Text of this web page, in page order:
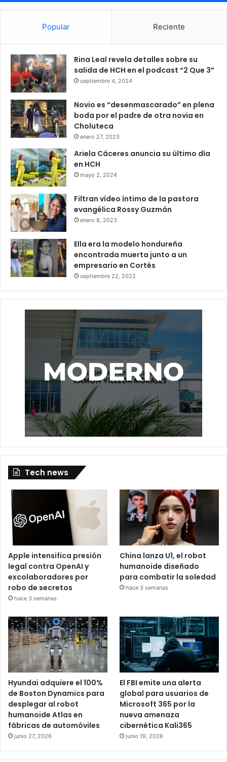
Popular Reciente
Rina Leal revela detalles sobre su
salida de HCH en el podcast “2 Que 3”
septiembre 4, 2024
Novio es “desenmascarado” en plena
boda por el padre de otra novia en
Choluteca
enero 27, 2023
Ariela Cáceres anuncia su último día
en HCH
mayo 2, 2024
Filtran vídeo íntimo de la pastora
evangélica Rossy Guzmán
enero 8, 2023
Ella era la modelo hondureña
encontrada muerta junto a un
empresario en Cortés
septiembre 22, 2022
Tech news
Apple intensifica presión
legal contra OpenAI y
excolaboradores por
robo de secretos
hace 3 semanas
China lanza U1, el robot
humanoide diseñado
para combatir la soledad
hace 3 semanas
Hyundai adquiere el 100%
de Boston Dynamics para
desplegar al robot
humanoide Atlas en
fábricas de automóviles
junio 27, 2026
El FBI emite una alerta
global para usuarios de
Microsoft 365 por la
nueva amenaza
cibernética Kali365
junio 19, 2026